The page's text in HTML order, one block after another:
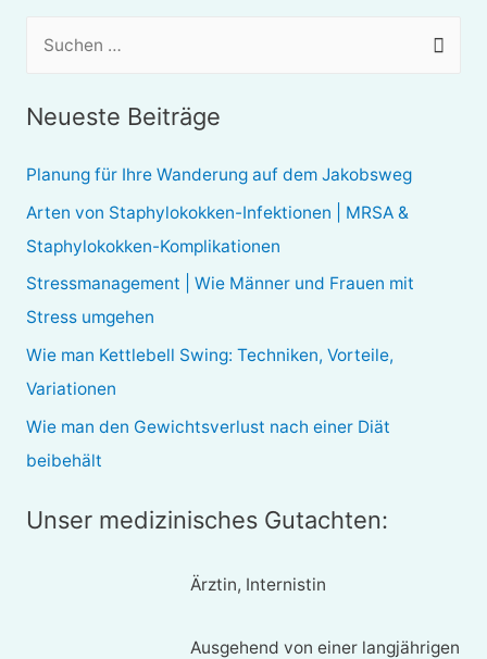
e
Neueste Beiträge
Planung für Ihre Wanderung auf dem Jakobsweg
Arten von Staphylokokken-Infektionen | MRSA &
Staphylokokken-Komplikationen
Stressmanagement | Wie Männer und Frauen mit
Stress umgehen
Wie man Kettlebell Swing: Techniken, Vorteile,
Variationen
Wie man den Gewichtsverlust nach einer Diät
beibehält
Unser medizinisches Gutachten:
Ärztin, Internistin
Ausgehend von einer langjährigen